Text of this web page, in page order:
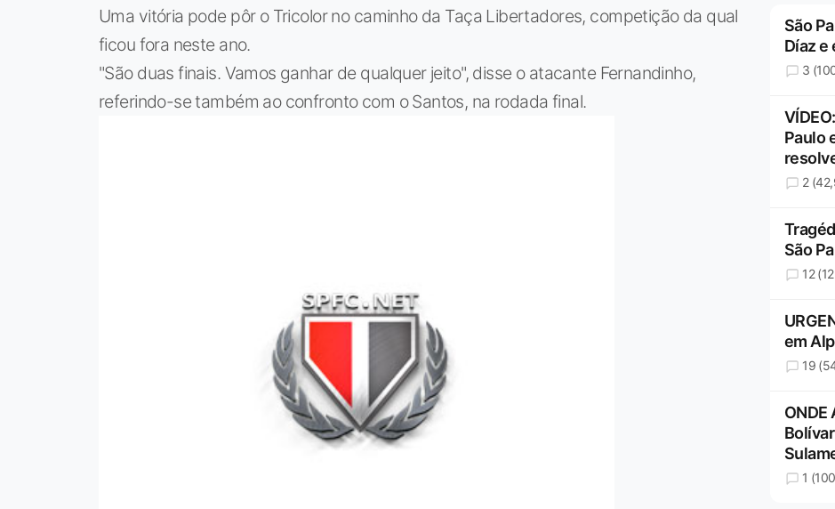
Uma vitória pode pôr o Tricolor no caminho da Taça Libertadores, competição da qual
ficou fora neste ano.
"São duas finais. Vamos ganhar de qualquer jeito", disse o atacante Fernandinho,
referindo-se também ao confronto com o Santos, na rodada final.
São
Díaz e
3
Paulo
2
São
12
em
19
ONDE
1